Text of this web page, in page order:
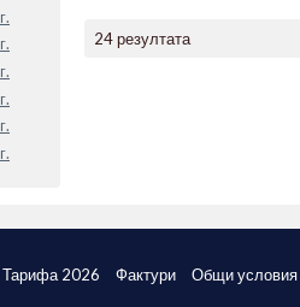
г.
г.
г.
г.
г.
г.
24 резултата
Тарифа 2026 Фактури Общи условия